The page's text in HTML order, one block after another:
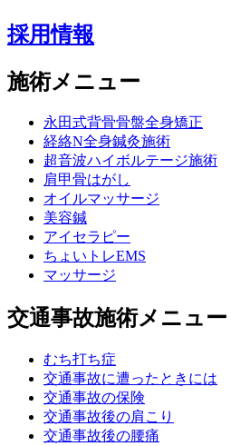
採用情報
施術メニュー
永田式背骨骨盤全身矯正
経絡N全身鍼灸施術
超音波ハイボルテージ施術
肩甲骨はがし
オイルマッサージ
美容鍼
アイセラピー
ちょいトレEMS
マッサージ
交通事故施術メニュー
むち打ち症
交通事故に遭ったときには
交通事故の保険
交通事故後の肩こり
交通事故後の腰痛